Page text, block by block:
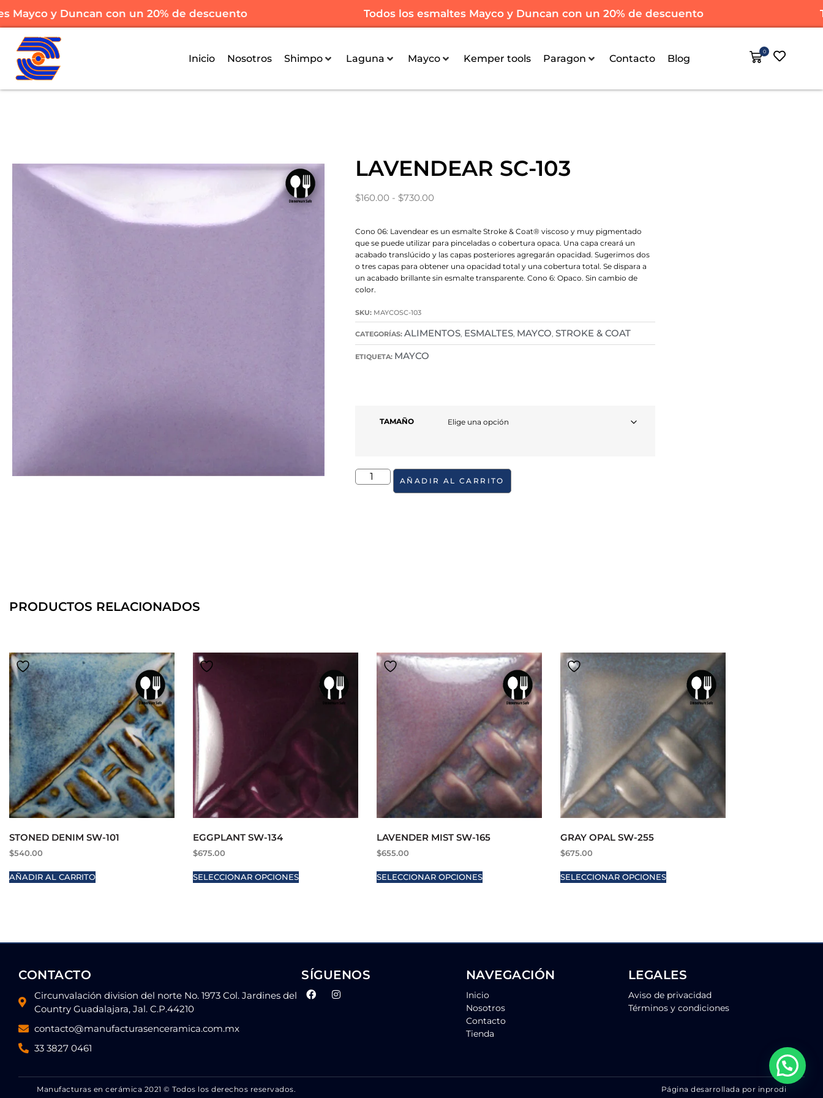
y Duncan con un 20% de descuento Todos los esmaltes Mayco y Duncan con un 20% de descuento
Inicio Nosotros Shimpo Laguna Mayco Kemper tools Paragon Contacto Blog
0
LAVENDEAR SC-103
$160.00 - $730.00
Cono 06: Lavendear es un esmalte Stroke & Coat® viscoso y muy pigmentado
que se puede utilizar para pinceladas o cobertura opaca. Una capa creará un
acabado translúcido y las capas posteriores agregarán opacidad. Sugerimos dos
o tres capas para obtener una opacidad total y una cobertura total. Se dispara a
un acabado brillante sin esmalte transparente. Cono 6: Opaco. Sin cambio de
color.
SKU: MAYCOSC-103
CATEGORÍAS: ALIMENTOS, ESMALTES, MAYCO, STROKE & COAT
ETIQUETA: MAYCO
TAMAÑO
AÑADIR AL CARRITO
PRODUCTOS RELACIONADOS
STONED DENIM SW-101
$540.00
AÑADIR AL CARRITO
EGGPLANT SW-134
$675.00
SELECCIONAR OPCIONES
LAVENDER MIST SW-165
$655.00
SELECCIONAR OPCIONES
GRAY OPAL SW-255
$675.00
SELECCIONAR OPCIONES
CONTACTO
Circunvalación division del norte No. 1973 Col. Jardines del
Country Guadalajara, Jal. C.P.44210
contacto@manufacturasenceramica.com.mx
33 3827 0461
SÍGUENOS NAVEGACIÓN
Inicio
Nosotros
Contacto
Tienda
LEGALES
Aviso de privacidad
Términos y condiciones
Manufacturas en cerámica 2021 © Todos los derechos reservados. Página desarrollada por inprodi